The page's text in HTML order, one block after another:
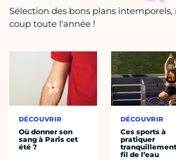
Sélection des bons plans
coup toute l'année !
DÉCOUVRIR
Où donner son
sang à Paris cet
été ?
DÉCOUVRIR
Ces sports à
pratiquer
fil de l’eau